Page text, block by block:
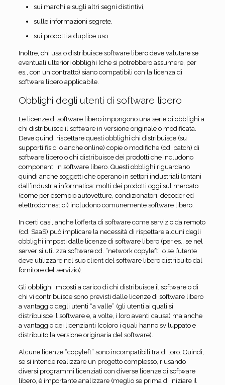
sui marchi e sugli altri segni distintivi,
sulle informazioni segrete,
sui prodotti a duplice uso.
Inoltre, chi usa o distribuisce software libero deve valutare se
eventuali ulteriori obblighi (che si potrebbero assumere, per
es., con un contratto) siano compatibili con la licenza di
software libero applicabile.
Obblighi degli utenti di software libero
Le licenze di software libero impongono una serie di obblighi a
chi distribuisce il software in versione originale o modificata.
Deve quindi rispettare questi obblighi chi distribuisce (su
supporti fisici o anche online) copie o modifiche (cd. patch) di
software libero o chi distribuisce dei prodotti che includono
componenti in software libero. Questi obblighi riguardano
quindi anche soggetti che operano in settori industriali lontani
dall’industria informatica: molti dei prodotti oggi sul mercato
(come per esempio autovetture, condizionatori, decoder ed
elettrodomestici) includono comunemente software libero.
In certi casi, anche l’offerta di software come servizio da remoto
(cd. SaaS) può implicare la necessità di rispettare alcuni degli
obblighi imposti dalle licenze di software libero (per es., se nel
server si utilizza software cd. “network copyleft” o se l’utente
deve utilizzare nel suo client del software libero distribuito dal
fornitore del servizio).
Gli obblighi imposti a carico di chi distribuisce il software o di
chi vi contribuisce sono previsti dalle licenze di software libero
a vantaggio degli utenti “a valle” (gli utenti ai quali si
distribuisce il software e, a volte, i loro aventi causa) ma anche
a vantaggio dei licenzianti (coloro i quali hanno sviluppato e
distribuito la versione originaria del software).
Alcune licenze “copyleft” sono incompatibili tra di loro. Quindi,
se si intende realizzare un progetto complesso, riusando
diversi programmi licenziati con diverse licenze di software
libero, è importante analizzare (meglio se prima di iniziare il